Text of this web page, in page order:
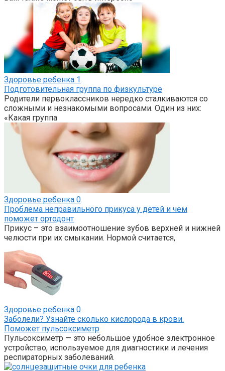
Здоровье ребенка 1
Подготовительная группа по физкультуре
Родители первоклассников нередко сталкиваются со
сложными и незнакомыми вопросами. Один из них:
«Какая группа
Здоровье ребенка 0
Проблема неправильного прикуса у детей и чем
поможет ортодонт
Прикус – это взаимоотношение зубов верхней и нижней
челюсти при их смыкании. Нормой считается,
Здоровье ребенка 0
Заболели? Узнайте сколько кислорода в крови.
Поможет пульсоксиметр
Пульсоксиметр — это небольшое удобное электронное
устройство, используемое для диагностики и лечения
респираторных заболеваний.